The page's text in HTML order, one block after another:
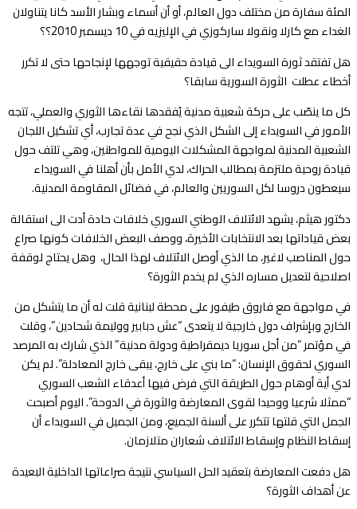
المئة سفارة من مختلف دول العالم، أو أن أسماء وبشار الأسد كانا يتناولان
الغداء مع كارلا ونقولا ساركوزي في الإليزيه في 10 ديسمبر 2010؟؟
هل تفتقد ثورة السويداء الى قيادة حقيقية توجهها لإنجاحها حتى لا تكرر
أخطاء عطلت الثورة السورية سابقا؟
كل ما ينصّب على حركة شعبية مدنية يُفقدها نقاءها الثوري والعملي، تتجه
الأمور في السويداء إلى الشكل الذي نجح في عدة تجارب، أي تشكيل اللجان
الشعبية المدنية لمواجهة المشكلات اليومية للمواطنين، وهي تلتف حول
قيادة روحية ملتزمة بمطالب الحراك، لدي الأمل بأن أهلنا في السويداء
سيعطون دروسا لكل السوريين والعالم، في فضائل المقاومة المدنية.
دكتور هيثم، يشهد الائتلاف الوطني السوري خلافات حادة أدت الى استقالة
بعض قياداتها بعد الانتخابات الأخيرة، ووصف البعض الخلافات كونها صراع
حول المناصب لاغير، ما الذي أوصل الائتلاف لهذا الحال، وهل يحتاج لوقفة
اصلاحية لتعديل مساره الذي لم يخدم الثورة؟
في مواجهة مع فاروق طيفور على محطة لبنانية قلت له أن ما يتشكل من
الخارج وبإشراف دول خارجية لا يتعدى “عش دبابير ووليمة شحادين”، وقلت
في مؤتمر “من أجل سوريا ديمقراطية ودولة مدنية” الذي شارك به المرصد
السوري لحقوق الإنسان: “ما بني على خارج، يبقى خارج المعادلة”. لم يكن
لدي أية أوهام حول الطريقة التي فرض فيها أعدقاء الشعب السوري
“ممثلا شرعيا ووحيدا لقوى المعارضة والثورة في الدوحة”. اليوم أصبحت
الجمل التي قلتها تتكرر على ألسنة الجميع، ومن الجميل في السويداء أن
إسقاط النظام وإسقاط الائتلاف شعاران متلازمان.
هل دفعت المعارضة بتعقيد الحل السياسي نتيجة صراعاتها الداخلية البعيدة
عن أهداف الثورة؟